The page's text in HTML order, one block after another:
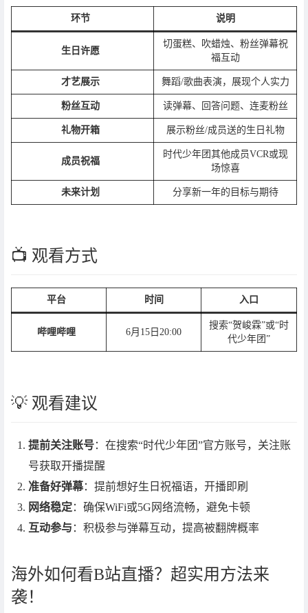
环节 说明
生日许愿
切蛋糕、吹蜡烛、粉丝弹幕祝
福互动
才艺展示 舞蹈/歌曲表演，展现个人实力
粉丝互动 读弹幕、回答问题、连麦粉丝
礼物开箱 展示粉丝/成员送的生日礼物
成员祝福
时代少年团其他成员VCR或现
场惊喜
未来计划 分享新一年的目标与期待
📺 观看方式
平台 时间 入口
哔哩哔哩 6月15日20:00
搜索“贺峻霖”或“时
代少年团”
💡 观看建议
提前关注账号：在搜索“时代少年团”官方账号，关注账
号获取开播提醒
准备好弹幕：提前想好生日祝福语，开播即刷
网络稳定：确保WiFi或5G网络流畅，避免卡顿
互动参与 ：积极参与弹幕互动，提高被翻牌概率
海外如何看B站直播？超实用方法来
袭！